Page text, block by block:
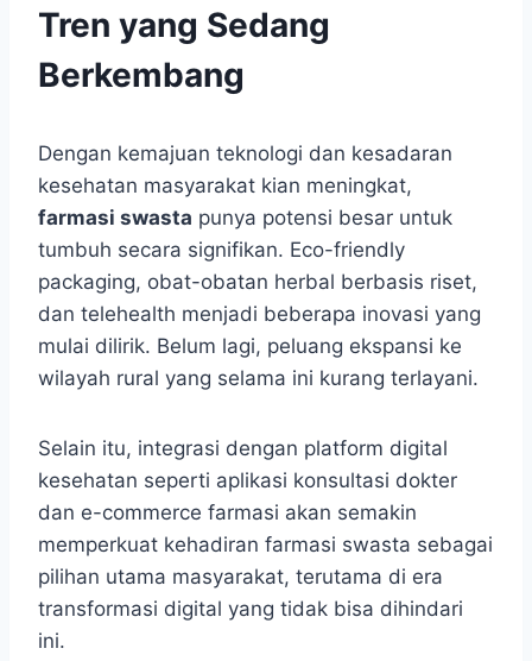
Tren yang Sedang
Berkembang
Dengan kemajuan teknologi dan kesadaran
kesehatan masyarakat kian meningkat,
farmasi swasta punya potensi besar untuk
tumbuh secara signifikan. Eco-friendly
packaging, obat-obatan herbal berbasis riset,
dan telehealth menjadi beberapa inovasi yang
mulai dilirik. Belum lagi, peluang ekspansi ke
wilayah rural yang selama ini kurang terlayani.
Selain itu, integrasi dengan platform digital
kesehatan seperti aplikasi konsultasi dokter
dan e-commerce farmasi akan semakin
memperkuat kehadiran farmasi swasta sebagai
pilihan utama masyarakat, terutama di era
transformasi digital yang tidak bisa dihindari
ini.